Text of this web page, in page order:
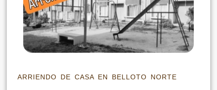
ARRIENDO DE CASA EN BELLOTO NORTE